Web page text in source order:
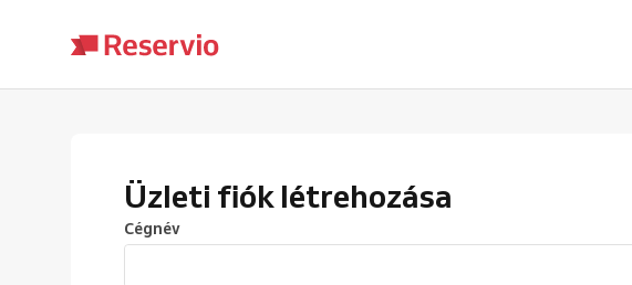
Üzleti fiók létrehozása
Cégnév